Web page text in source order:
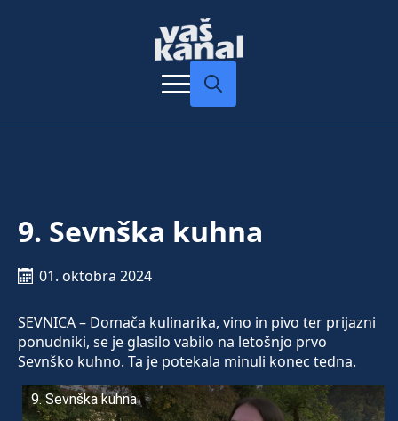
9. Sevnška kuhna
01. oktobra 2024
SEVNICA – Domača kulinarika, vino in pivo ter prijazni
ponudniki, se je glasilo vabilo na letošnjo prvo
Sevnško kuhno. Ta je potekala minuli konec tedna.
9. Sevnška kuhna